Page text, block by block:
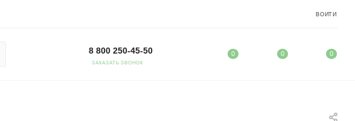
ВОЙТИ
8 800 250-45-50
ЗАКАЗАТЬ ЗВОНОК
0 0 0